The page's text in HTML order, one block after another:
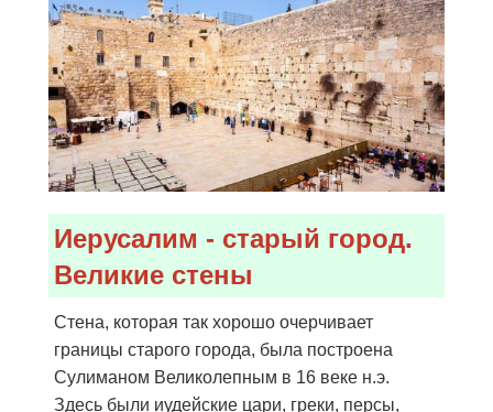
Иерусалим - старый город.
Великие стены
Стена, которая так хорошо очерчивает
границы старого города, была построена
Сулиманом Великолепным в 16 веке н.э.
Здесь были иудейские цари, греки, персы,